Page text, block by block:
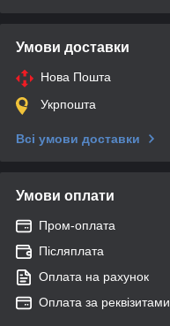
Умови доставки
Нова Пошта
Укрпошта
Всі умови доставки
Умови оплати
Пром-оплата
Післяплата
Оплата на рахунок
Оплата за реквізитами